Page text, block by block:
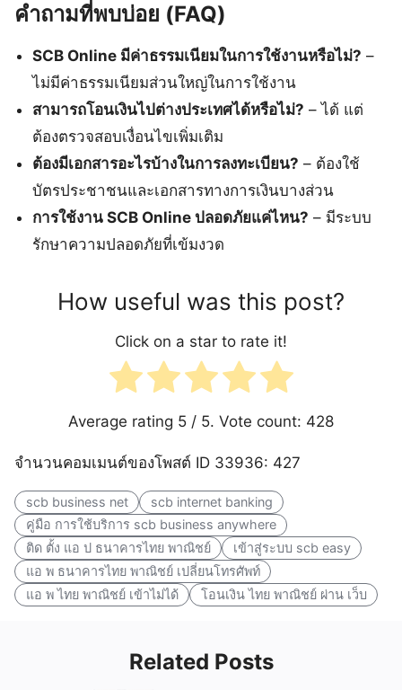
คำถามที่พบบ่อย (FAQ)
SCB Online มีค่าธรรมเนียมในการใช้งานหรือไม่? –
ไม่มีค่าธรรมเนียมส่วนใหญ่ในการใช้งาน
สามารถโอนเงินไปต่างประเทศได้หรือไม่? – ได้ แต่
ต้องตรวจสอบเงื่อนไขเพิ่มเติม
ต้องมีเอกสารอะไรบ้างในการลงทะเบียน? – ต้องใช้
บัตรประชาชนและเอกสารทางการเงินบางส่วน
การใช้งาน SCB Online ปลอดภัยแค่ไหน? – มีระบบ
รักษาความปลอดภัยที่เข้มงวด
How useful was this post?
Click on a star to rate it!
Average rating 5 / 5. Vote count: 428
จำนวนคอมเมนต์ของโพสต์ ID 33936: 427
scb business net
scb internet banking
คู่มือ การใช้บริการ scb business anywhere
ติด ตั้ง แอ ป ธนาคารไทย พาณิชย์
เข้าสู่ระบบ scb easy
แอ พ ธนาคารไทย พาณิชย์ เปลี่ยนโทรศัพท์
แอ พ ไทย พาณิชย์ เข้าไม่ได้
โอนเงิน ไทย พาณิชย์ ผ่าน เว็บ
Related Posts